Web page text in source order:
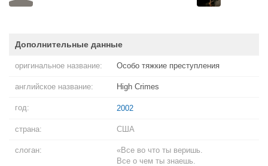
Дополнительные данные
оригинальное название: Особо тяжкие преступления
английское название: High Crimes
год: 2002
страна: США
слоган:
«Все во что ты веришь.
Все о чем ты знаешь.